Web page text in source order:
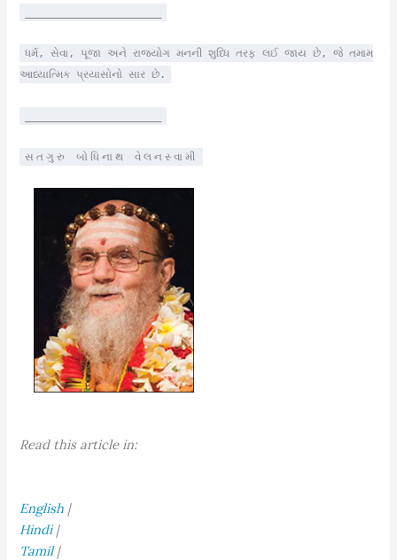
ધર્મ, સેવા, પૂજા અને રાજયોગ મનની શુધ્ધિ તરફ લઈ જાય છે, જે તમામ
આધ્યાત્મિક પ્રયાસોનો સાર છે.
સતગુરુ બોધિનાથ વેલનસ્વામી
Read this article in:
English |
Hindi|
Tamil|